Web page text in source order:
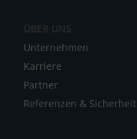
ÜBER UNS
Unternehmen
Karriere
Partner
Referenzen & Sicherheit